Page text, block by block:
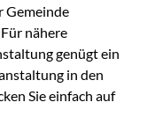
Gemeinde
nähere
genügt ein
in den
Sie einfach auf